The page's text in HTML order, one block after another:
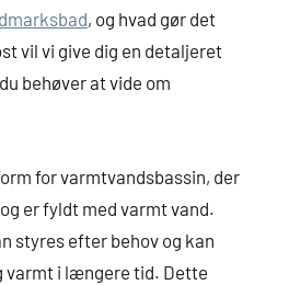
, og hvad gør det
vil vi give dig en detaljeret
behøver at vide om
for varmtvandsbassin, der
er fyldt med varmt vand.
styres efter behov og kan
varmt i længere tid. Dette